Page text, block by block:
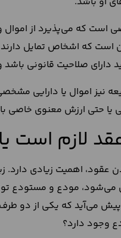
است که می‌پذیرد از
است که اشخاص تمایل دارند
دارای صلاحیت قانونی باشد
نیز اموال یا دارایی
یا حتی ارزش معنوی خاصی
لازم است
عقود، اهمیت زیادی
مودع و مستودع توقع
می‌آید که یکی از دو طرف
وجود دارد؟